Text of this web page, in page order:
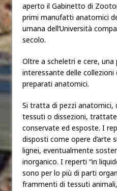
aperto il Gabinetto di
primi manufatti anatomici
umana dell’Università
secolo.
Oltre a scheletri e cere,
interessante delle
preparati anatomici.
Si tratta di pezzi anatomici,
tessuti o dissezioni,
conservate ed esposte. I
disposti come opere d’arte
lignei, eventualmente
inorganico. I reperti “in
sono per lo più di parti
frammenti di tessuti